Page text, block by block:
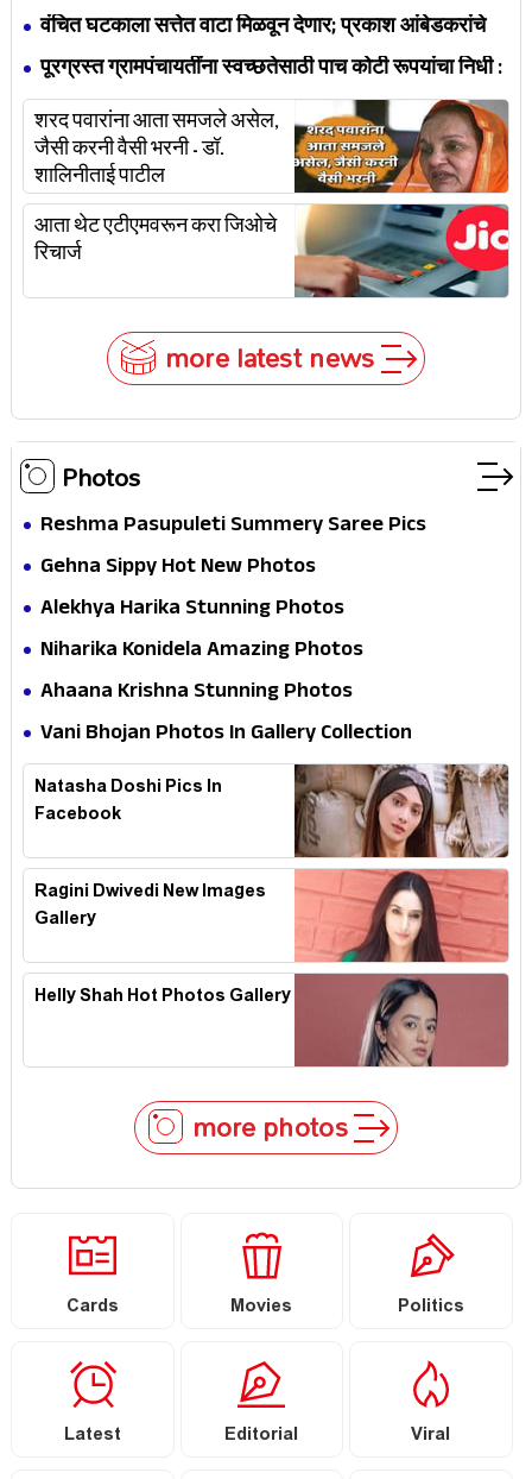
वंचित घटकाला सत्तेत वाटा मिळवून देणार; प्रकाश आंबेडकरांचे
आश्‍वासन
पूरग्रस्त ग्रामपंचायतींना स्वच्छतेसाठी पाच कोटी रूपयांचा निधी :
लोणीकर
शरद पवारांना आता समजले असेल,
जैसी करनी वैसी भरनी - डॉ.
शालिनीताई पाटील
आता थेट एटीएमवरून करा जिओचे
रिचार्ज
more latest news
Photos
Reshma Pasupuleti Summery Saree Pics
Gehna Sippy Hot New Photos
Alekhya Harika Stunning Photos
Niharika Konidela Amazing Photos
Ahaana Krishna Stunning Photos
Vani Bhojan Photos In Gallery Collection
Natasha Doshi Pics In
Facebook
Ragini Dwivedi New Images
Gallery
Helly Shah Hot Photos Gallery
more photos
Cards Movies Politics
Latest Editorial Viral